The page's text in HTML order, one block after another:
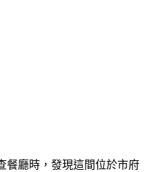
餐廳時，發現這間位於市府